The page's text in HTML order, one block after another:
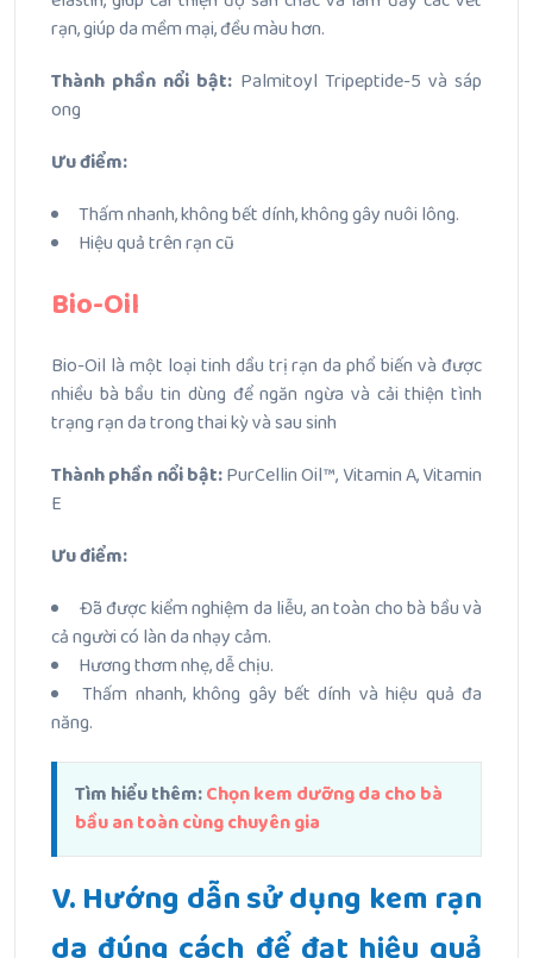
rạn, giúp da mềm mại, đều màu hơn.
Thành phần nổi bật: Palmitoyl Tripeptide-5 và sáp
ong
Ưu điểm:
Thấm nhanh, không bết dính, không gây nuôi lông.
Hiệu quả trên rạn cũ
Bio-Oil
Bio-Oil là một loại tinh dầu trị rạn da phổ biến và được
nhiều bà bầu tin dùng để ngăn ngừa và cải thiện tình
trạng rạn da trong thai kỳ và sau sinh
Thành phần nổi bật:PurCellin Oil™, Vitamin A, Vitamin
E
Ưu điểm:
Đã được kiểm nghiệm da liễu, an toàn cho bà bầu và
cả người có làn da nhạy cảm.
Hương thơm nhẹ, dễ chịu.
Thấm nhanh, không gây bết dính và hiệu quả đa
năng.
Tìm hiểu thêm:Chọn kem dưỡng da cho bà
bầu an toàn cùng chuyên gia
V. Hướng dẫn sử dụng kem rạn